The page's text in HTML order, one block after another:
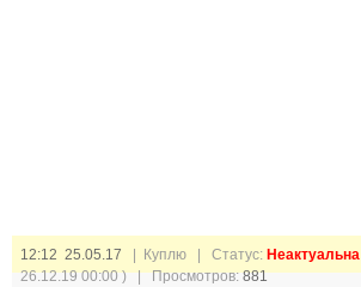
12:12 25.05.17 | Куплю | Статус: Неактуальна
26.12.19 00:00 ) | Просмотров:881